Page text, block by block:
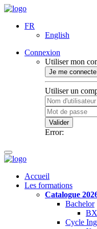
FR
English
Connexion
Utiliser mon
Je me connecte
Utiliser un
Valider
Error:
Accueil
Les formations
Catalogue
Bachelor
Cycle